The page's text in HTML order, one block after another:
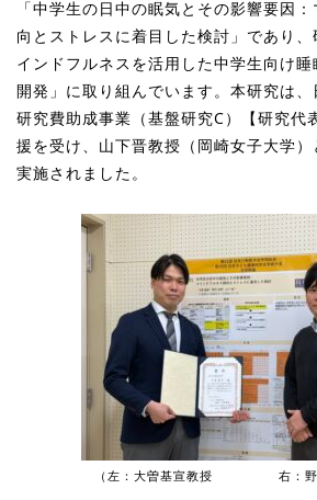
「中学生の日中の眠気とその影響要因
向とストレスに着目した検討」 であり
インドフルネスを活用した中学生向け
開発」に取り組んでいます。本研究は
研究費助成事業（基盤研究C）【研究代
援を受け、山下晋教授（岡崎女子大学
実施されました。
（左： 大曽基宣教授 右：野内